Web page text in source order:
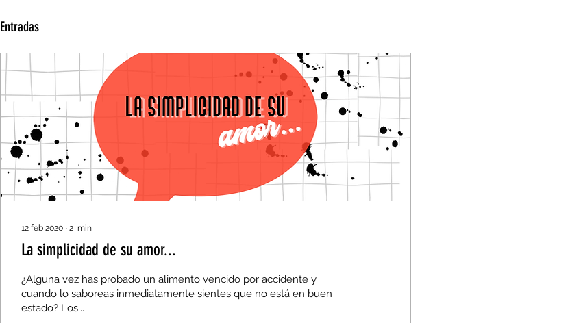
Entradas
12 feb 2020 ∙ 2 min
La simplicidad de su amor...
¿Alguna vez has probado un alimento vencido por accidente y
cuando lo saboreas inmediatamente sientes que no está en buen
estado? Los...